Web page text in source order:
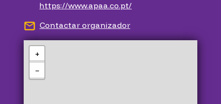
https://www.apaa.co.pt/
Contactar organizador
+
−